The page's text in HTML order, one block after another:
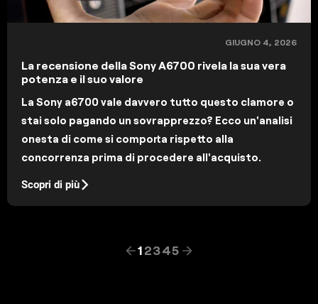
GIUGNO 4, 2026
La recensione della Sony A6700 rivela la sua vera
potenza e il suo valore
La Sony a6700 vale davvero tutto questo clamore o
stai solo pagando un sovrapprezzo? Ecco un'analisi
onesta di come si comporta rispetto alla
concorrenza prima di procedere all'acquisto.
Scopri di più
12345